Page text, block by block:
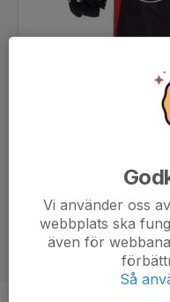
Vi använder oss
webbplats ska
även för
Så